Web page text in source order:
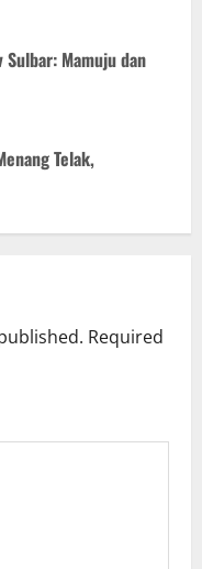
Mamuju dan
Telak,
Required